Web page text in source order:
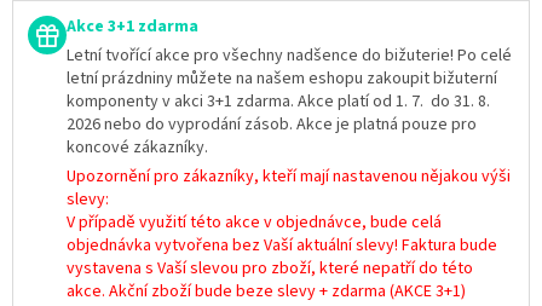
Akce 3+1 zdarma
Letní tvořící akce pro všechny nadšence do bižuterie! Po celé
letní prázdniny můžete na našem eshopu zakoupit bižuterní
komponenty v akci 3+1 zdarma. Akce platí od 1. 7. do 31. 8.
2026 nebo do vyprodání zásob. Akce je platná pouze pro
koncové zákazníky.
Upozornění pro zákazníky, kteří mají nastavenou nějakou výši
slevy:
V případě využití této akce v objednávce, bude celá
objednávka vytvořena bez Vaší aktuální slevy! Faktura bude
vystavena s Vaší slevou pro zboží, které nepatří do této
akce. Akční zboží bude beze slevy + zdarma (AKCE 3+1)